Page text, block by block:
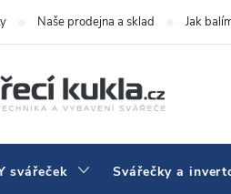
Naše prodejna a sklad Jak
svářeček Svářečky a